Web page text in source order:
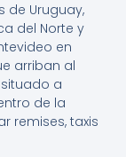
de Uruguay,
del Norte y
en
arriban al
a
de la
remises, taxis